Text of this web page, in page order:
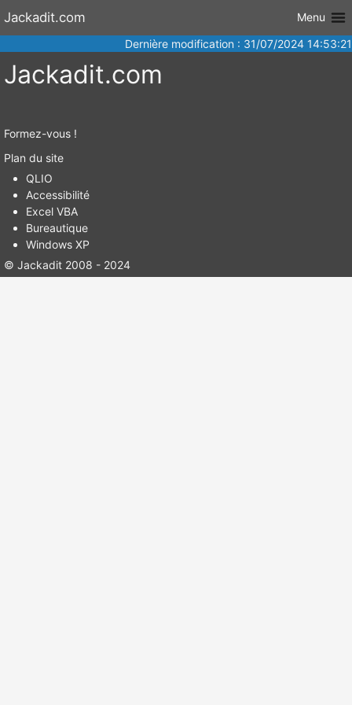
Aller au
Jackadit.com
Menu
Dernière modification : 31/07/2024 14:53:21
Jackadit.com
Formez-vous !
Plan du site
QLIO
Accessibilité
Excel VBA
Bureautique
Windows XP
© Jackadit 2008 - 2024